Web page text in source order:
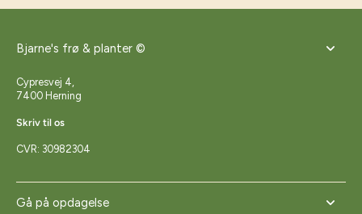
Bjarne's frø & planter ©
Cypresvej 4,
7400 Herning
Skriv til os
CVR: 30982304
Gå på opdagelse